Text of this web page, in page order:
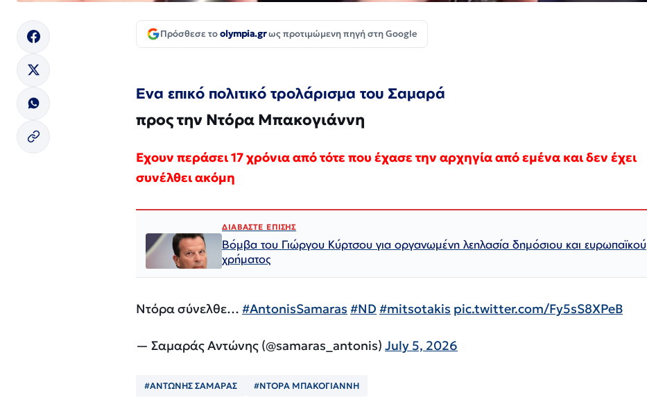
Πρόσθεσε τοolympia.grως προτιμώμενη πηγή στη Google
Ενα επικό πολιτικό τρολάρισμα του Σαμαρά
προς την Ντόρα Μπακογιάννη
Εχουν περάσει 17 χρόνια από τότε που έχασε την αρχηγία από εμένα και δεν έχει
συνέλθει ακόμη
ΔΙΑΒΑΣΤΕ ΕΠΙΣΗΣ
Βόμβα του Γιώργου Κύρτσου για οργανωμένη λεηλασία δημόσιου και ευρωπαϊκού
χρήματος
Ντόρα σύνελθε… #AntonisSamaras #ND #mitsotakis pic.twitter.com/Fy5sS8XPeB
— Σαμαράς Αντώνης (@samaras_antonis) July 5, 2026
#ΑΝΤΩΝΗΣ ΣΑΜΑΡΑΣ #ΝΤΟΡΑ ΜΠΑΚΟΓΙΑΝΝΗ